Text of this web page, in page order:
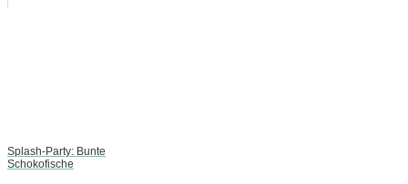
Splash-Party: Bunte
Schokofische